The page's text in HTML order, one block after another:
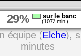
29% sur le banc
(1072 min.)
équipe (Elche),
minutes